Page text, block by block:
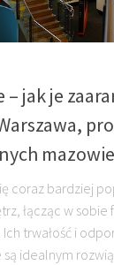
jak je
coraz bardziej
łącząc w sobie
trwałość i
są idealnym